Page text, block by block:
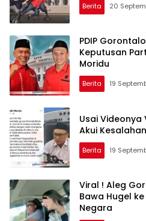
Berita 20
PDIP
Keputusan
Moridu
Berita 19
Usai Videonya
Akui
Berita 19
Viral ! Aleg
Bawa Hugel
Negara